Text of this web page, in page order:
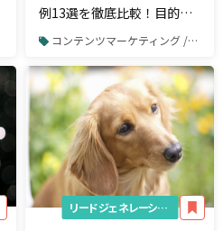
例13選を徹底比較！目的や
作り方もわかりやすく紹介
コンテンツマーケティング / オウンドメディア運営
リードジェネレーション